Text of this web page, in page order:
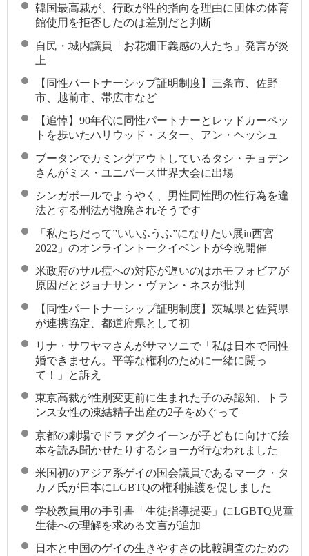
韓国最高裁が、行政が性的指向を理由に団体の体育
館使用を拒否したのは差別だと判断
自民・城内議員「お花畑正義感の人たち」発言が炎
上
【同性パートナーシップ証明制度】三条市、佐野
市、越前市、帯広市など
【追悼】90年代に同性パートナーとレッドカーペッ
トを歩いたハリウッド・スター、アン・ヘッシュ
ブータンでカミングアウトしているタシ・チョデン
さんがミス・ユニバース世界大会に出場
シンガポールでようやく、男性同性間の性行為を違
法とする刑法が撤廃されそうです
「私たちだって”いいふうふ”になりたい展in西宮
2022」のオンライントークイベントが今晩開催
米政府のサル痘への対応が遅いのはホモフォビアが
原因だとジョナサン・ヴァン・ネスが批判
【同性パートナーシップ証明制度】茨城県と佐賀県
が連携協定、都道府県として初
リナ・サワヤマさんがサマソニで「私は日本で同性
婚できません。平等な権利のために一緒に闘っ
て！」と訴え
東京高裁が性別変更前に生まれた子のみ認知、トラ
ンス女性の凍結精子出産の2子をめぐって
京都の劇場でドラァグクイーンが子どもに向けて絵
本を読み聞かせたりするショーが行なわれました
米国初のアジア系ゲイの国会議員であるマーク・タ
カノ氏が日本にLGBTQの権利擁護を促しました
学校教員用の手引書「生徒指導提要」にLGBTQ児童
生徒への理解を求める文言が追加
日本と中国のゲイの生きやすさの比較調査のための